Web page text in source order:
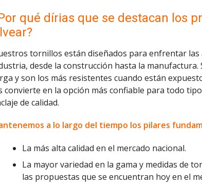
qué dírias que se destacan los
tornillos están diseñados para enfrentar las
desde la construcción hasta la manufactura.
y son los más resistentes cuando están
convierte en la opción más confiable para todo
de calidad.
a lo largo del tiempo los pilares
La más alta calidad en el mercado nacional.
La mayor variedad en la gama y medidas de
las propuestas que se encuentran hoy en el